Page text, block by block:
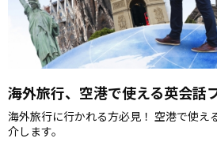
海外旅行、空港で使える英会話
海外旅行に行かれる方必見！ 空港で使え
介します。